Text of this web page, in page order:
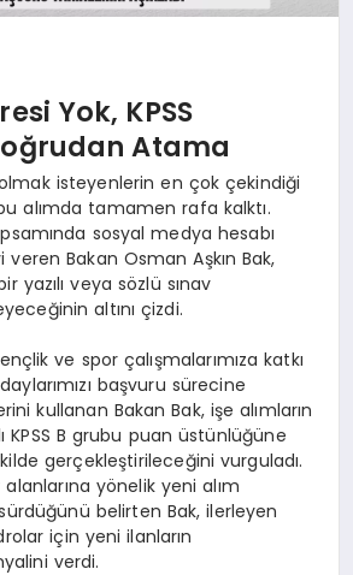
Yok, KPSS
Atama
isteyenlerin en çok çekindiği
alımda tamamen rafa kalktı.
sosyal medya hesabı
Bakan Osman Aşkın Bak,
yazılı veya sözlü sınav
altını çizdi.
ve spor çalışmalarımıza katkı
başvuru sürecine
kullanan Bakan Bak, işe alımların
KPSS B grubu puan üstünlüğüne
gerçekleştirileceğini vurguladı.
alanlarına yönelik yeni alım
belirten Bak, ilerleyen
için yeni ilanların
verdi.